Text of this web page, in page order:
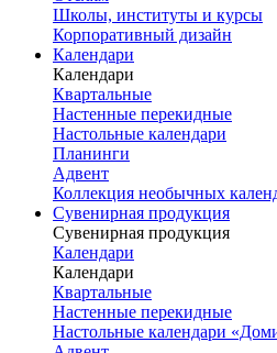
Школы, институты и курсы
Корпоративный дизайн
Календари
Календари
Квартальные
Настенные перекидные
Настольные календари
Планинги
Адвент
Коллекция необычных
Сувенирная продукция
Сувенирная продукция
Календари
Календари
Квартальные
Настенные перекидные
Настольные календари